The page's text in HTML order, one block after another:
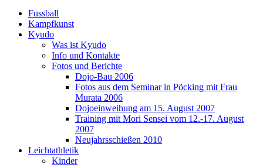
Fussball
Kampfkunst
Kyudo
Was ist Kyudo
Info und Kontakte
Fotos und Berichte
Dojo-Bau 2006
Fotos aus dem Seminar in Pöcking mit Frau
Murata 2006
Dojoeinweihung am 15. August 2007
Training mit Mori Sensei vom 12.-17. August
2007
Neujahrsschießen 2010
Leichtathletik
Kinder